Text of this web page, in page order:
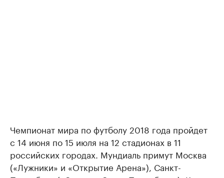
Чемпионат мира по футболу 2018 года пройдет
с 14 июня по 15 июля на 12 стадионах в 11
российских городах. Мундиаль примут Москва
(«Лужники» и «Открытие Арена»), Санкт-